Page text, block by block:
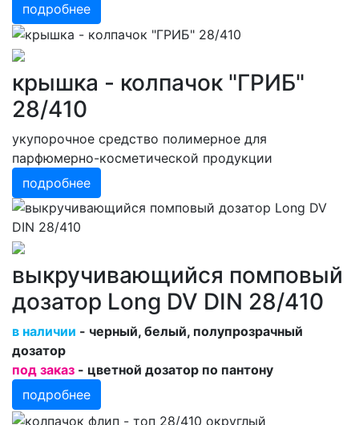
подробнее
крышка - колпачок "ГРИБ"
28/410
укупорочное средство полимерное для
парфюмерно-косметической продукции
подробнее
выкручивающийся помповый
дозатор Long DV DIN 28/410
в наличии - черный, белый, полупрозрачный
дозатор
под заказ - цветной дозатор по пантону
подробнее